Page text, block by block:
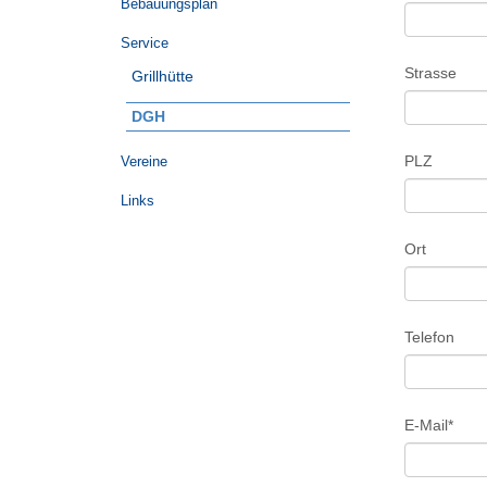
Bebauungsplan
Service
Grillhütte
DGH
Vereine
Links
Bitte lasse
Strasse
PLZ
Ort
Telefon
E-Mail*